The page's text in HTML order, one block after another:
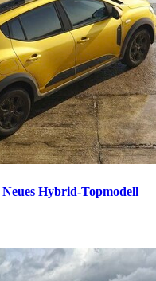
Neues Hybrid-Topmodell